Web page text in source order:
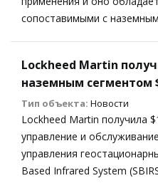
сопоставимыми с
Lockheed Martin
наземным сегментом
Тип объекта: Новости
Lockheed Martin получила
управление и
управления
Based Infrared System